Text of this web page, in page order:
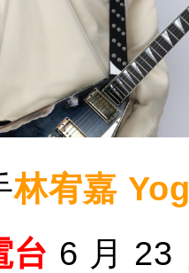
林宥嘉
台 6 月 23